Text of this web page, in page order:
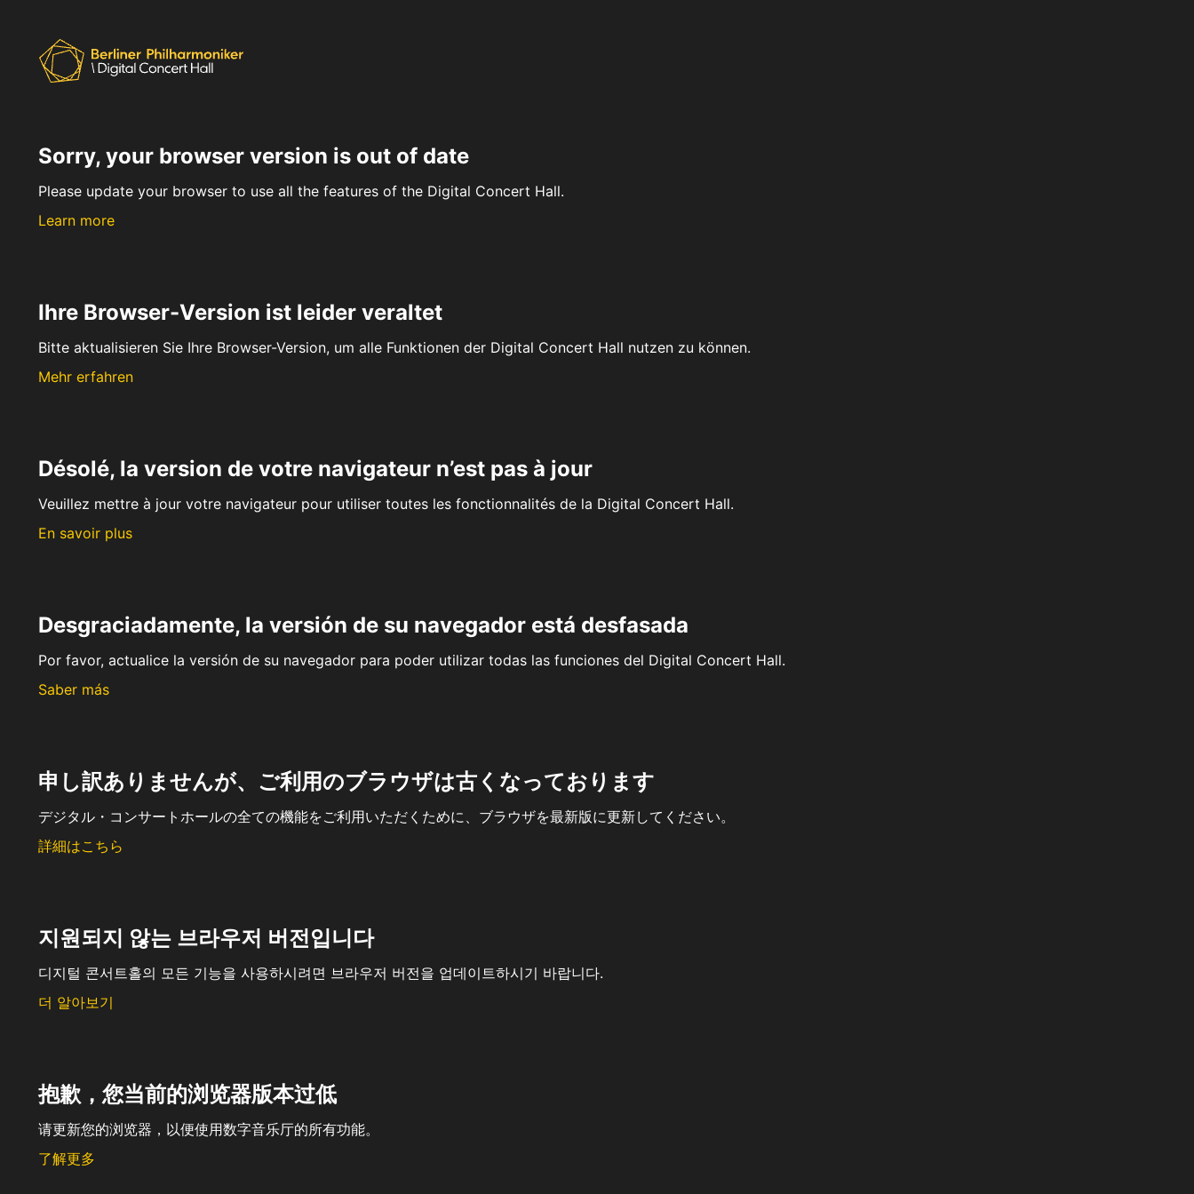
Sorry, your browser version is out of date
Please update your browser to use all the features of the Digital Concert Hall.
Learn more
Ihre Browser-Version ist leider veraltet
Bitte aktualisieren Sie Ihre Browser-Version, um alle Funktionen der Digital Concert Hall nutzen zu können.
Mehr erfahren
Désolé, la version de votre navigateur n’est pas à jour
Veuillez mettre à jour votre navigateur pour utiliser toutes les fonctionnalités de la Digital Concert Hall.
En savoir plus
Desgraciadamente, la versión de su navegador está desfasada
Por favor, actualice la versión de su navegador para poder utilizar todas las funciones del Digital Concert Hall.
Saber más
申し訳ありませんが、ご利用のブラウザは古くなっております
デジタル・コンサートホールの全ての機能をご利用いただくために、ブラウザを最新版に更新してください。
詳細はこちら
지원되지 않는 브라우저 버전입니다
디지털 콘서트홀의 모든 기능을 사용하시려면 브라우저 버전을 업데이트하시기 바랍니다.
더 알아보기
抱歉，您当前的浏览器版本过低
请更新您的浏览器，以便使用数字音乐厅的所有功能。
了解更多